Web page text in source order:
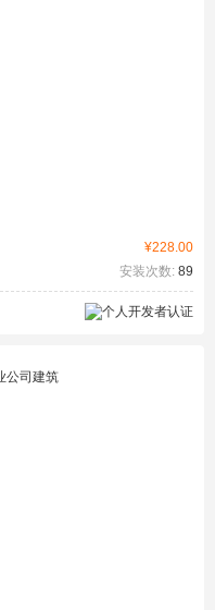
¥228.00
安装次数: 89